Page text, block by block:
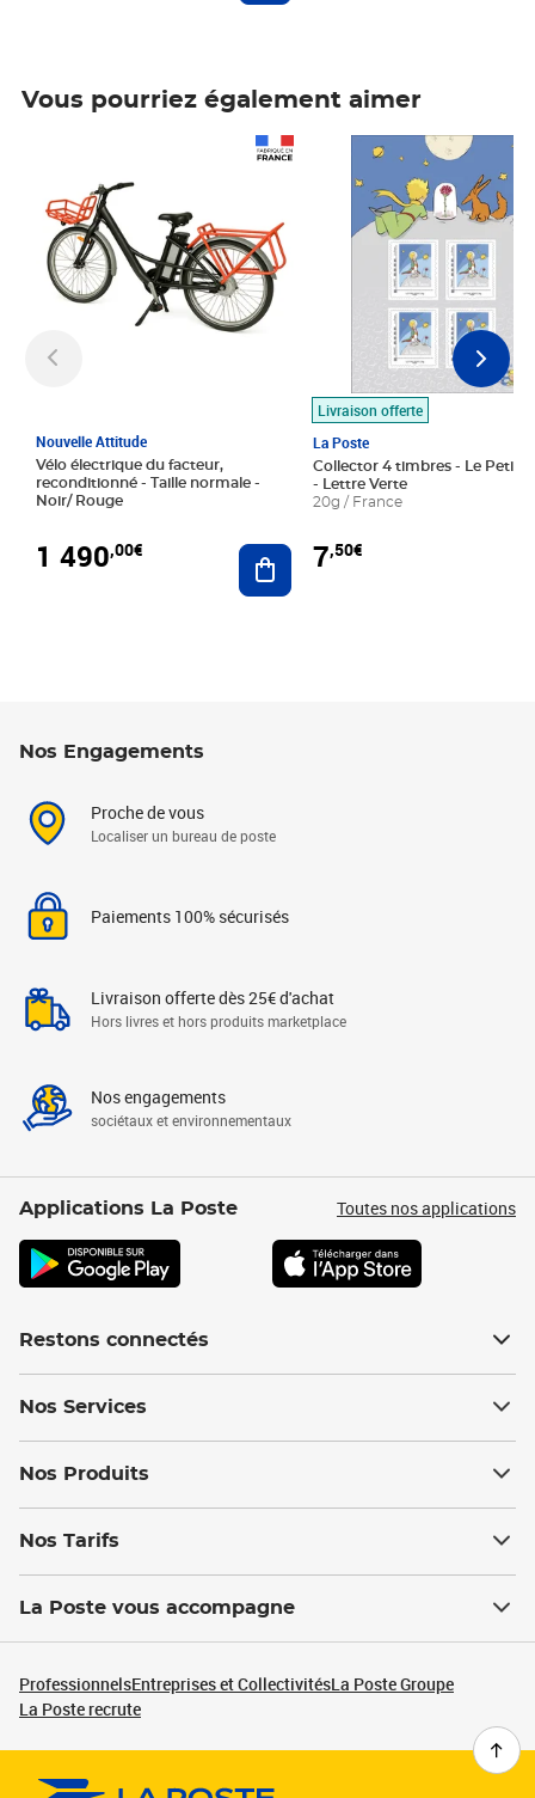
Vous pourriez également aimer
Nouvelle Attitude
Vélo électrique du facteur,
reconditionné - Taille normale -
Noir/ Rouge
1 490,00€ Ajouter au panier
Livraison offerte
La Poste
Collector 4 timbres - Le Petit
- Lettre Verte
20g / France
7,50€
Prix 7,50€
Nos Engagements
Proche de vous
Localiser un bureau de poste
Paiements 100% sécurisés
Livraison offerte dès 25€ d'achat
Hors livres et hors produits marketplace
Nos engagements
sociétaux et environnementaux
Applications La Poste Toutes nos applications
Restons connectés
Nos Services
Nos Produits
Nos Tarifs
La Poste vous accompagne
ProfessionnelsEntreprises et CollectivitésLa Poste Groupe
La Poste recrute